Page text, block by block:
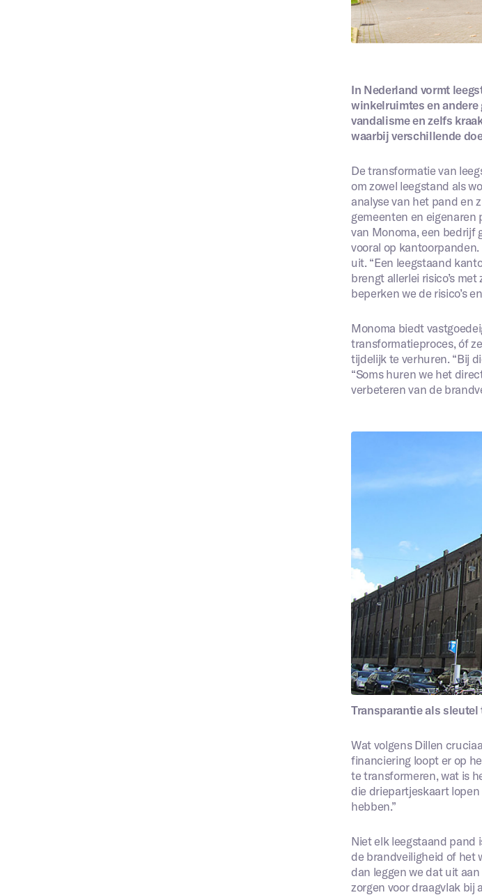
In Nederland vormt
winkelruimtes en
vandalisme en zelfs
waarbij verschillende
De transformatie van
om zowel leegstand als
analyse van het pand en
gemeenten en eigenaren
van Monoma, een bedrijf
vooral op
uit. “Een leegstaand
brengt allerlei risico’s
beperken we de risico’s
Monoma biedt
transformatieproces, óf
tijdelijk te verhuren. “Bij
“Soms huren we het
verbeteren van de
Transparantie als sleutel
Wat volgens Dillen
financiering loopt er op
te transformeren, wat is
die driepartjeskaart
hebben.”
Niet elk leegstaand pand
de brandveiligheid of het
dan leggen we dat uit
zorgen voor draagvlak bij
*Dit formulier is uitsluitend bedoelt voor
organisaties met (leegstaand) vastgoed.
Uw
Ja, ik ben akkoord met de privacy
Versturen